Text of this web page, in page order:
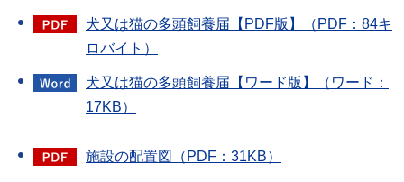
犬又は猫の多頭飼養届【PDF版】（PDF：84キ
ロバイト）
犬又は猫の多頭飼養届【ワード版】（ワード：
17KB）
施設の配置図（PDF：31KB）